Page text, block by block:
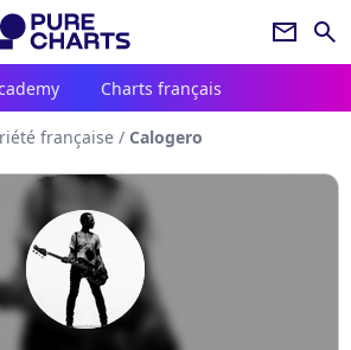
newsletter search
Charts français
française / Calogero